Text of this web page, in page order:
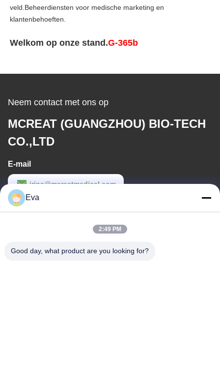
veld.Beheerdiensten voor medische marketing en
klantenbehoeften.
Welkom op onze stand.G-365b
Neem contact met ons op
MCREAT (GUANGZHOU) BIO-TECH
CO.,LTD
E-mail
irina@mcreatmedical.com
Werktijd
Eva
2:49 PM
Good day, what product are you looking for?